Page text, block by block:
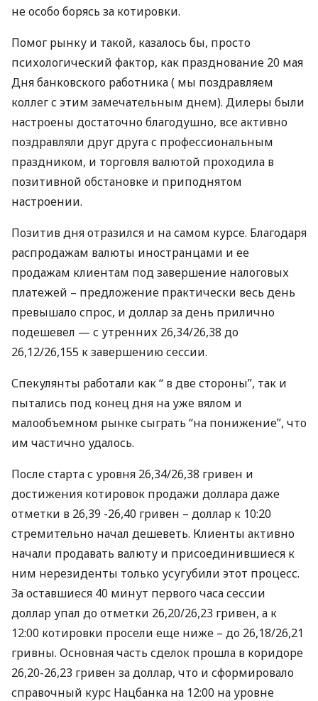
не особо борясь за котировки.
Помог рынку и такой, казалось бы, просто
психологический фактор, как празднование 20 мая
Дня банковского работника ( мы поздравляем
коллег с этим замечательным днем). Дилеры были
настроены достаточно благодушно, все активно
поздравляли друг друга с профессиональным
праздником, и торговля валютой проходила в
позитивной обстановке и приподнятом
настроении.
Позитив дня отразился и на самом курсе. Благодаря
распродажам валюты иностранцами и ее
продажам клиентам под завершение налоговых
платежей – предложение практически весь день
превышало спрос, и доллар за день прилично
подешевел — с утренних 26,34/26,38 до
26,12/26,155 к завершению сессии.
Спекулянты работали как “ в две стороны”, так и
пытались под конец дня на уже вялом и
малообъемном рынке сыграть “на понижение”, что
им частично удалось.
После старта с уровня 26,34/26,38 гривен и
достижения котировок продажи доллара даже
отметки в 26,39 -26,40 гривен – доллар к 10:20
стремительно начал дешеветь. Клиенты активно
начали продавать валюту и присоединившиеся к
ним нерезиденты только усугубили этот процесс.
За оставшиеся 40 минут первого часа сессии
доллар упал до отметки 26,20/26,23 гривен, а к
12:00 котировки просели еще ниже – до 26,18/26,21
гривны. Основная часть сделок прошла в коридоре
26,20-26,23 гривен за доллар, что и сформировало
справочный курс Нацбанка на 12:00 на уровне